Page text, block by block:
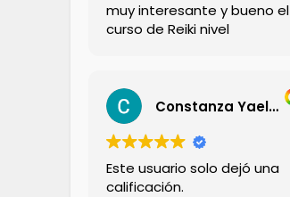
muy interesante y bueno el
curso de Reiki nivel
Constanza Yael Aravena Zambrano
Este usuario solo dejó una
calificación.